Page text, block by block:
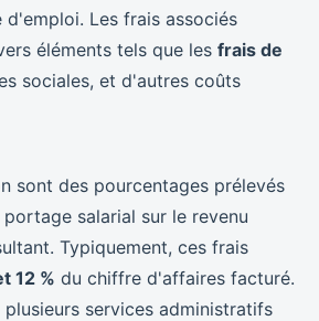
Les frais associés
éléments tels que les frais de
sociales, et d'autres coûts
sont des pourcentages prélevés
salarial sur le revenu
Typiquement, ces frais
12 % du chiffre d'affaires facturé.
services administratifs